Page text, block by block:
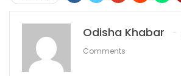
Odisha Khabar
Comments